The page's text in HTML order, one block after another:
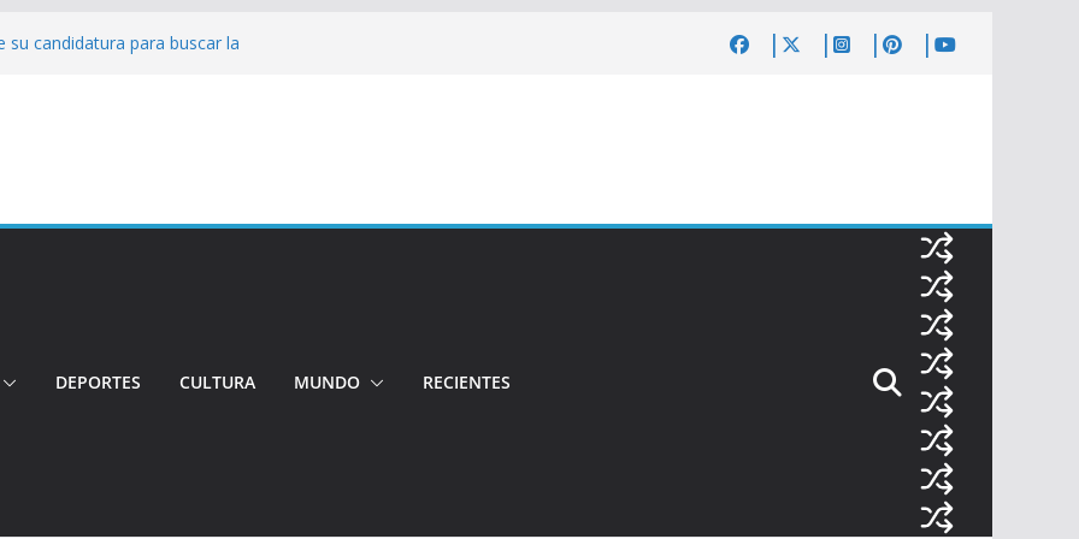
su candidatura para buscar la
Investigan crimen de un hombre en el
e incidentes marcaron la
DEPORTES CULTURA MUNDO RECIENTES